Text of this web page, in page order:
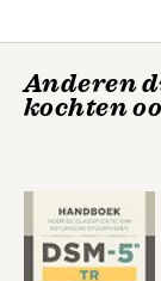
Anderen
kochten